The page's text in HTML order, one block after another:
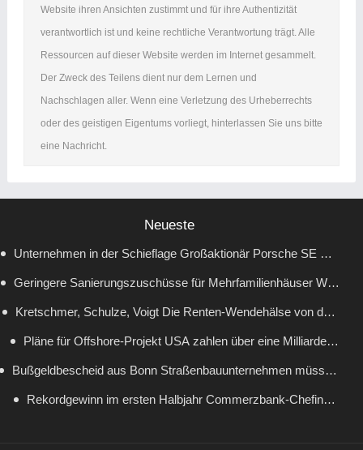
Website ihren Ansichten zustimmt und für ihre Authentizität
verantwortlich ist und keine rechtliche Verantwortung trägt. Alle
Ressourcen auf dieser Website werden im Internet gesammelt.
Der Zweck des Teilens dient nur dem Lernen und
Nachschlagen aller. Wenn eine Verletzung des Urheberrechts
oder des geistigen Eigentums vorliegt, hinterlassen Sie uns bitte
eine Nachricht.
Neueste
Unternehmen in der Schieflage Großaktionär Porsche SE will
Umbau von Volkswagen beschleunigen
Geringere Sanierungszuschüsse für Mehrfamilienhäuser Wie
Wirtschaftsministerin Reiche die Wärmewende ausbremst
Kretschmer, Schulze, Voigt Die Renten-Wendehälse von der
CDU
Pläne für Offshore-Projekt USA zahlen über eine Milliarde
Dollar, damit RWE keine Windparks baut
Bußgeldbescheid aus Bonn Straßenbauunternehmen müssen
60 Millionen Euro Strafe wegen Preisabsprachen zahlen
Rekordgewinn im ersten Halbjahr Commerzbank-Chefin